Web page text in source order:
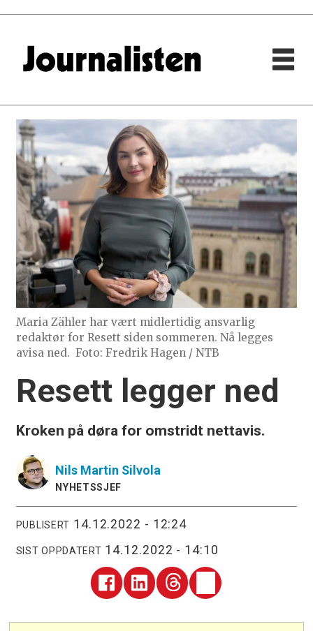
Maria Zähler har vært midlertidig ansvarlig
redaktør for Resett siden sommeren. Nå legges
avisa ned. Foto: Fredrik Hagen / NTB
Resett legger ned
Kroken på døra for omstridt nettavis.
Nils Martin Silvola
NYHETSSJEF
PUBLISERT 14.12.2022 - 12:24
SIST OPPDATERT 14.12.2022 - 14:10